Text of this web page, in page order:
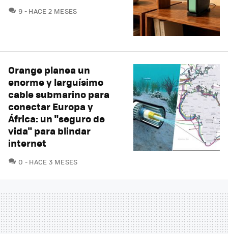
9 COMENTARIOS
HACE 2 MESES
Orange planea un
enorme y larguísimo
cable submarino para
conectar Europa y
África: un "seguro de
vida" para blindar
internet
0 COMENTARIOS
HACE 3 MESES